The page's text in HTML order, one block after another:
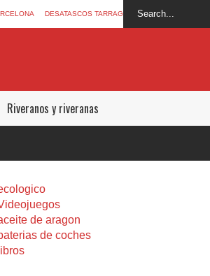
DESATASCOS TARRAGONA
Riveranos y riveranas
de aragon
de coches
libros